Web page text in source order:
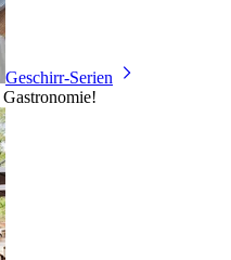
Geschirr-Serien